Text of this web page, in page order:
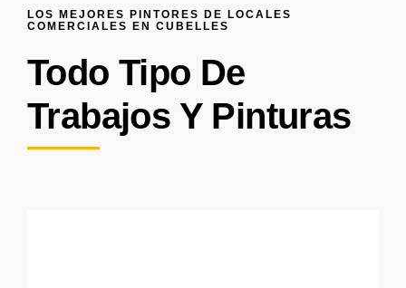
LOS MEJORES PINTORES DE LOCALES
COMERCIALES EN CUBELLES
Todo Tipo De
Trabajos Y Pinturas